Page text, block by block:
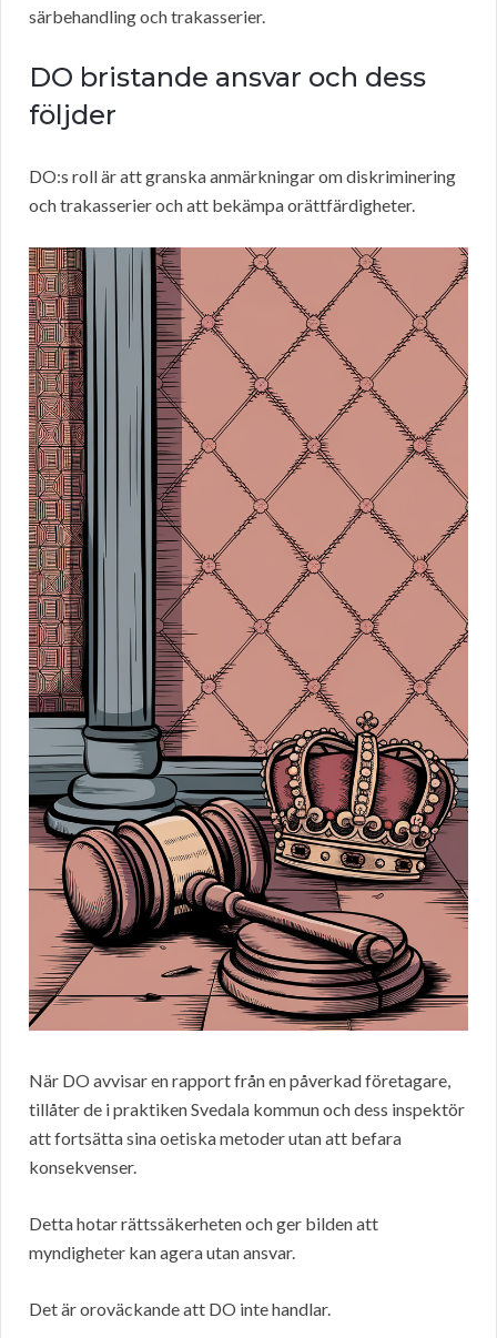
särbehandling och trakasserier.
DO bristande ansvar och dess
följder
DO:s roll är att granska anmärkningar om diskriminering
och trakasserier och att bekämpa orättfärdigheter.
När DO avvisar en rapport från en påverkad företagare,
tillåter de i praktiken Svedala kommun och dess inspektör
att fortsätta sina oetiska metoder utan att befara
konsekvenser.
Detta hotar rättssäkerheten och ger bilden att
myndigheter kan agera utan ansvar.
Det är oroväckande att DO inte handlar.